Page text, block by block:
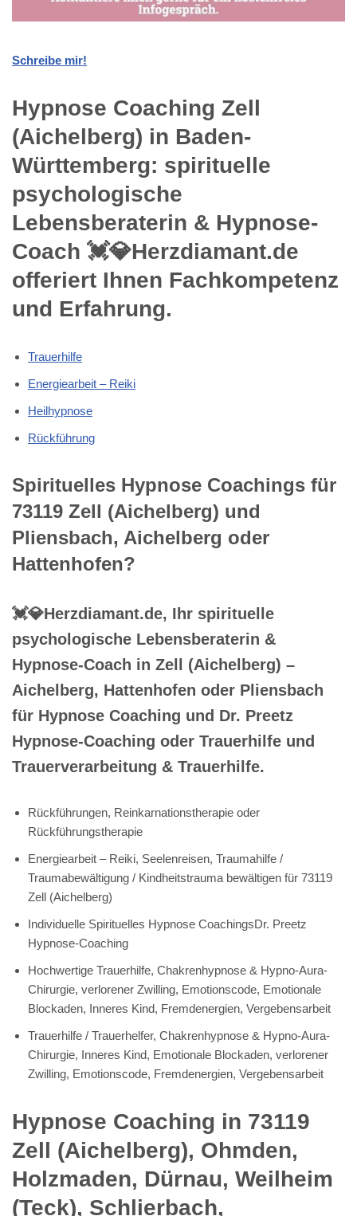
Schreibe mir!
Hypnose Coaching Zell
(Aichelberg) in Baden-
Württemberg: spirituelle
psychologische
Lebensberaterin & Hypnose-
Coach 💓️💎Herzdiamant.de
offeriert Ihnen Fachkompetenz
und Erfahrung.
Trauerhilfe
Energiearbeit – Reiki
Heilhypnose
Rückführung
Spirituelles Hypnose Coachings für
73119 Zell (Aichelberg) und
Pliensbach, Aichelberg oder
Hattenhofen?
💓️💎Herzdiamant.de, Ihr spirituelle
psychologische Lebensberaterin &
Hypnose-Coach in Zell (Aichelberg) –
Aichelberg, Hattenhofen oder Pliensbach
für Hypnose Coaching und Dr. Preetz
Hypnose-Coaching oder Trauerhilfe und
Trauerverarbeitung & Trauerhilfe.
Rückführungen, Reinkarnationstherapie oder
Rückführungstherapie
Energiearbeit – Reiki, Seelenreisen, Traumahilfe /
Traumabewältigung / Kindheitstrauma bewältigen für 73119
Zell (Aichelberg)
Individuelle Spirituelles Hypnose CoachingsDr. Preetz
Hypnose-Coaching
Hochwertige Trauerhilfe, Chakrenhypnose & Hypno-Aura-
Chirurgie, verlorener Zwilling, Emotionscode, Emotionale
Blockaden, Inneres Kind, Fremdenergien, Vergebensarbeit
Trauerhilfe / Trauerhelfer, Chakrenhypnose & Hypno-Aura-
Chirurgie, Inneres Kind, Emotionale Blockaden, verlorener
Zwilling, Emotionscode, Fremdenergien, Vergebensarbeit
Hypnose Coaching in 73119
Zell (Aichelberg), Ohmden,
Holzmaden, Dürnau, Weilheim
(Teck), Schlierbach,